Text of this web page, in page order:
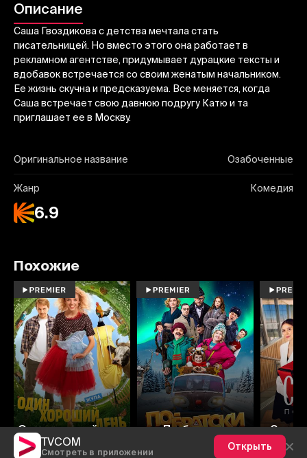
TVCOM
Смотреть в приложении
Открыть
Описание
Саша Гвоздикова с детства мечтала стать
писательницей. Но вместо этого она работает в
рекламном агентстве, придумывает дурацкие тексты и
вдобавок встречается со своим женатым начальником.
Ее жизнь скучна и предсказуема. Все меняется, когда
Саша встречает свою давнюю подругу Катю и та
приглашает ее в Москву.
Оригинальное название Озабоченные
Жанр Комедия
6.9
Похожие
Один хороший день По-братски